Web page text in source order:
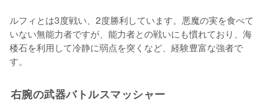
ルフィとは3度戦い、2度勝利しています。悪魔の実を食べて
いない無能力者ですが、能力者との戦いにも慣れており、海
楼石を利用して冷静に弱点を突くなど、経験豊富な強者で
す。
右腕の武器バトルスマッシャー